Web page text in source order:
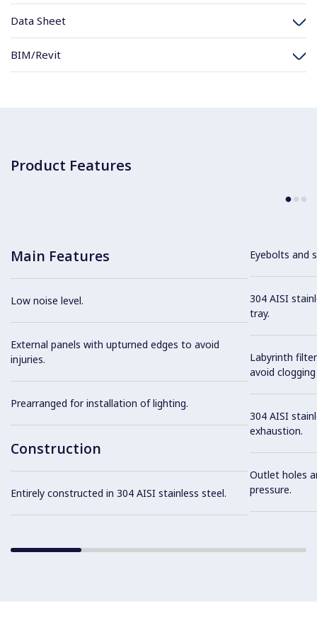
Data Sheet
BIM/Revit
Product Features
Main Features
Low noise level.
External panels with upturned edges to avoid
injuries.
Prearranged for installation of lighting.
Construction
Entirely constructed in 304 AISI stainless steel.
Eyebolts and
304 AISI
tray.
Labyrinth
avoid
304 AISI
exhaustion.
Outlet holes
pressure.